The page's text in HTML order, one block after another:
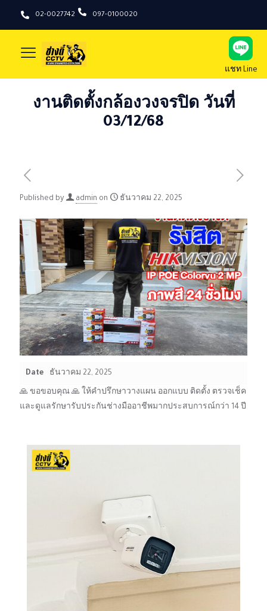
02-0027742 097-0100020
แชท Line
งานติดตั้งกล้องวงจรปิด วันที่
03/12/68
Published by admin on ธันวาคม 22, 2025
Date ธันวาคม 22, 2025
🙏 ขอขอบคุณ 🙏 ให้คำปรึกษาวางแผน ออกแบบ ติดตั้ง ตรวจเช็ค
และดูแลรักษารับประกันช่างมืออาชีพมากประสบการณ์กว่า 14 ปี